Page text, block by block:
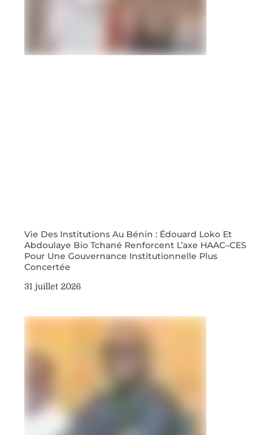
Vie Des Institutions Au Bénin : Édouard Loko Et
Abdoulaye Bio Tchané Renforcent L’axe HAAC–CES
Pour Une Gouvernance Institutionnelle Plus
Concertée
31 juillet 2026